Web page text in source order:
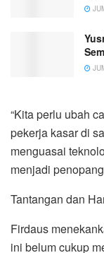
“Kita perlu ubah
pekerja kasar di
menguasai
menjadi
Tantangan dan
Firdaus
ini belum cukup